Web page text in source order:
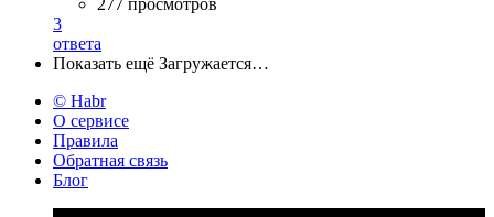
277 просмотров
3
ответа
Показать ещё Загружается…
© Habr
О сервисе
Правила
Обратная связь
Блог